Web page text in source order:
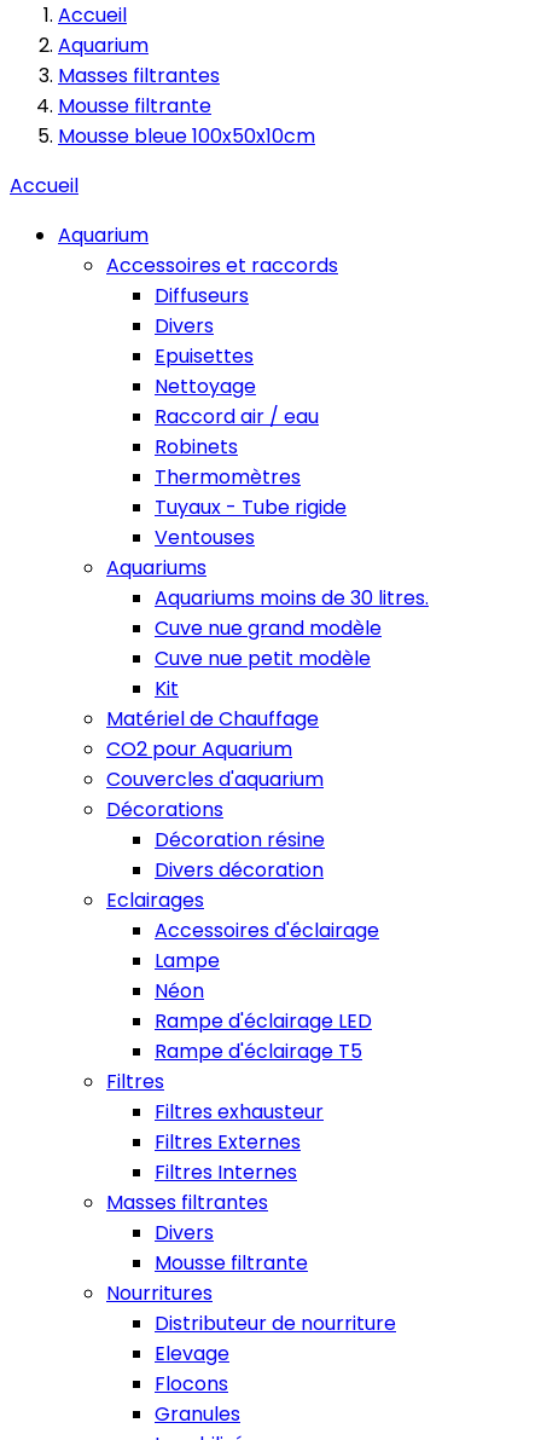
Accueil
Aquarium
Masses filtrantes
Mousse filtrante
Mousse bleue 100x50x10cm
Accueil
Aquarium
Accessoires et raccords
Diffuseurs
Divers
Epuisettes
Nettoyage
Raccord air / eau
Robinets
Thermomètres
Tuyaux - Tube rigide
Ventouses
Aquariums
Aquariums moins de 30 litres.
Cuve nue grand modèle
Cuve nue petit modèle
Kit
Matériel de Chauffage
CO2 pour Aquarium
Couvercles d'aquarium
Décorations
Décoration résine
Divers décoration
Eclairages
Accessoires d'éclairage
Lampe
Néon
Rampe d'éclairage LED
Rampe d'éclairage T5
Filtres
Filtres exhausteur
Filtres Externes
Filtres Internes
Masses filtrantes
Divers
Mousse filtrante
Nourritures
Distributeur de nourriture
Elevage
Flocons
Granules